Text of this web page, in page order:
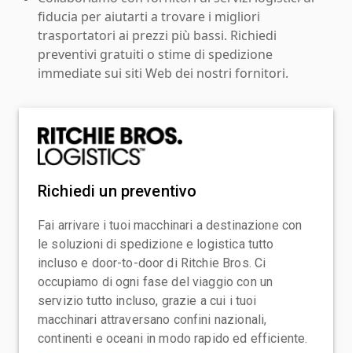
fiducia per aiutarti a trovare i migliori
trasportatori ai prezzi più bassi. Richiedi
preventivi gratuiti o stime di spedizione
immediate sui siti Web dei nostri fornitori.
Richiedi un preventivo
Fai arrivare i tuoi macchinari a destinazione con
le soluzioni di spedizione e logistica tutto
incluso e door-to-door di Ritchie Bros. Ci
occupiamo di ogni fase del viaggio con un
servizio tutto incluso, grazie a cui i tuoi
macchinari attraversano confini nazionali,
continenti e oceani in modo rapido ed efficiente.